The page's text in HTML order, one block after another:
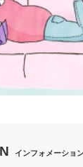
インフォメーショ